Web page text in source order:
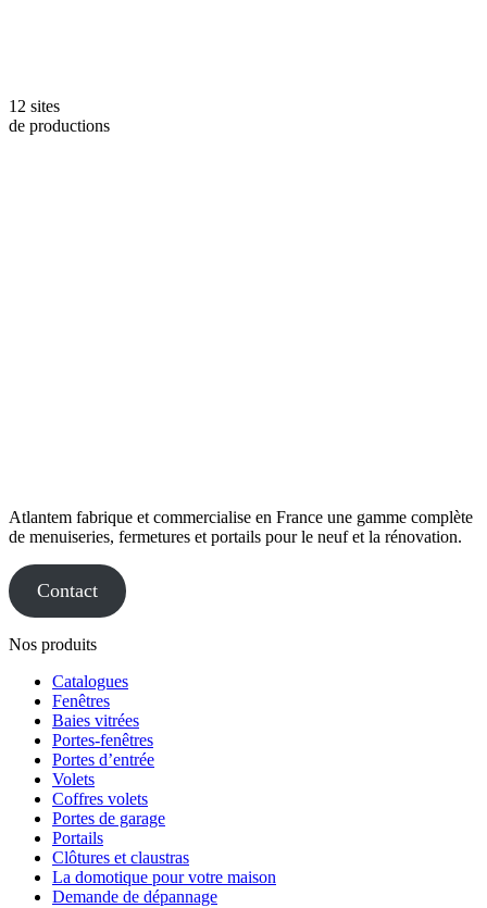
12 sites
de productions
Atlantem fabrique et commercialise en France une gamme complète
de menuiseries, fermetures et portails pour le neuf et la rénovation.
Contact
Nos produits
Catalogues
Fenêtres
Baies vitrées
Portes-fenêtres
Portes d’entrée
Volets
Coffres volets
Portes de garage
Portails
Clôtures et claustras
La domotique pour votre maison
Demande de dépannage